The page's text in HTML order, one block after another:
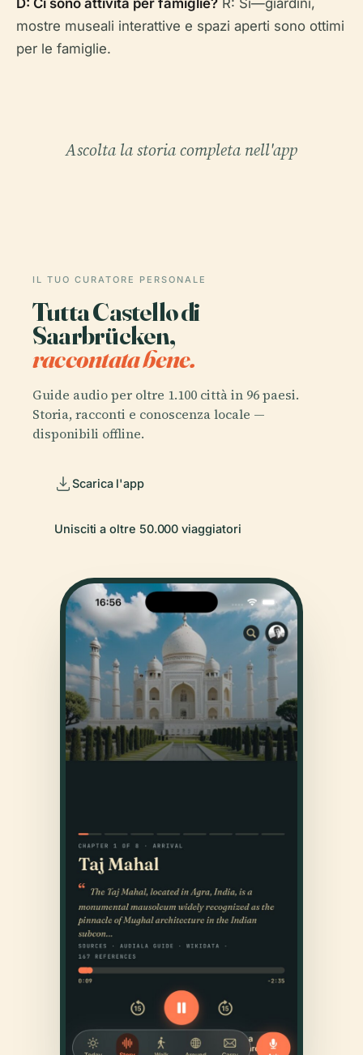
D: Ci sono attività per famiglie? R: Sì—giardini,
mostre museali interattive e spazi aperti sono ottimi
per le famiglie.
Ascolta la storia completa nell'app
IL TUO CURATORE PERSONALE
Tutta Castello di
Saarbrücken,
raccontata bene.
Guide audio per oltre 1.100 città in 96 paesi.
Storia, racconti e conoscenza locale —
disponibili offline.
Scarica l'app
Unisciti a oltre 50.000 viaggiatori